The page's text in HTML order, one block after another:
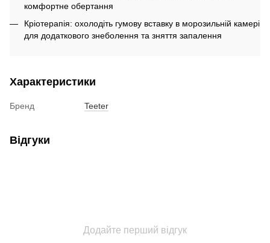
комфортне обертання
Кріотерапія: охолодіть гумову вставку в морозильній камері
для додаткового знеболення та зняття запалення
Характеристики
Бренд Teeter
Відгуки
Додайте перший відгук